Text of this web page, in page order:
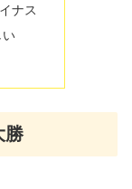
ナス
い
勝